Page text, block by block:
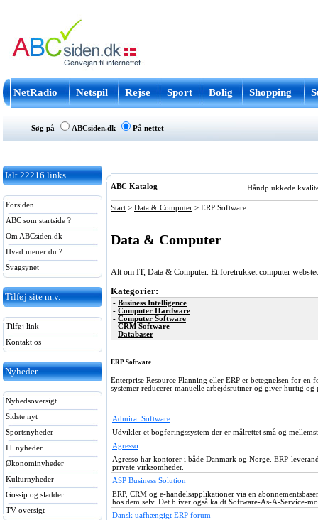
NetRadio Netspil Rejse Sport Bolig Shopping
Søg på ABCsiden.dk På nettet
Ialt 22216 links
Forsiden
ABC som startside ?
Om ABCsiden.dk
Hvad mener du ?
Svagsynet
Tilføj site m.v.
Tilføj link
Kontakt os
Nyheder
Nyhedsoversigt
Sidste nyt
Sportsnyheder
IT nyheder
Økonominyheder
Kulturnyheder
Gossip og sladder
TV oversigt
ABC Katalog Håndplukkede
Start > Data & Computer > ERP Software
Data & Computer
Alt om IT, Data & Computer. Et foretrukket computer
Kategorier:
- Business Intelligence
- Computer Hardware
- Computer Software
- CRM Software
- Databaser
ERP Software
Enterprise Resource Planning eller ERP er betegnelsen for
systemer reducerer manuelle arbejdsrutiner og giver hurtig
Admiral Software
Udvikler et bogføringssystem der er målrettet små og
Agresso
Agresso har kontorer i både Danmark og Norge. ERP-
private virksomheder.
ASP Business Solution
ERP, CRM og e-handelsapplikationer via en
hos dem selv. Det bliver også kaldt Software-As-A-Service-
Dansk uafhængigt ERP forum